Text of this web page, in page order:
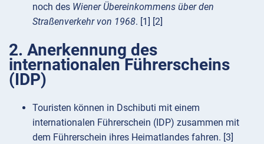
noch des Wiener Übereinkommens über den
Straßenverkehr von 1968. [1] [2]
2. Anerkennung des
internationalen Führerscheins
(IDP)
Touristen können in Dschibuti mit einem
internationalen Führerschein (IDP) zusammen mit
dem Führerschein ihres Heimatlandes fahren. [3]